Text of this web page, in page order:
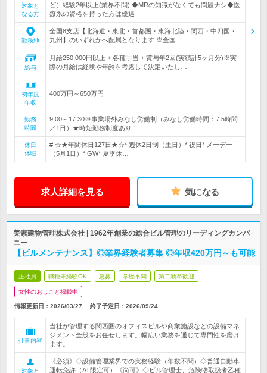
対象と
なる方
ど）経験2年以上(業界不問) ◆MRの知識がなくても問題ナシ◆医
療系の資格を持った方は優遇
勤務地
全国8支店【北海道・東北・首都圏・東海北陸・関西・中四国・
九州】のいずれかへ配属となります ※全国…
給与
月給250,000円以上 + 各種手当 + 賞与年2回(実績計5ヶ月分)※実
際の月給は経験や年齢を考慮して決定いたし…
初年度
年収
400万円～650万円
勤務
時間
9:00～17:30※事業場外みなし労働制（みなし労働時間：7.5時間
／1日）★時短勤務制度あり！
休日
休暇
# ☆★年間休日127日★☆* 週休2日制（土日）* 祝日* メーデー
（5月1日）* GW* 夏季休…
求人詳細を見る 気になる
美素建物管理株式会社 | 1962年創業の総合ビル管理のリーディングカンパ
ニー
【ビルメンテナンス】◎業界経験者募集 ◎年収420万円～も可能
正社員 職種未経験OK 急募 学歴不問 第二新卒歓迎
女性のおしごと掲載中
情報更新日：2026/03/27 終了予定日： 2026/09/24
仕事内容
当社が管理する関西圏のオフィスビルや商業施設などの設備マネ
ジメント全般をお任せします。幅広い業務を通じて専門性を磨け
ます。
対象と
《必須》◇設備管理業界での実務経験（年数不問）◇普通自動車
運転免許（AT限定可）《尚可》◇ビル管理士、危険物取扱者乙種